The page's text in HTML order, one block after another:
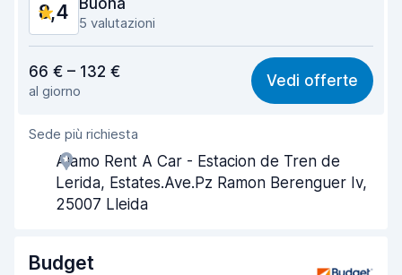
8,4 Buona
5 valutazioni
8,2
Facile da trovare 8,5
Gentilezza degli agenti
Rapidità del ritiro 8,0
Rapidità della riconsegna
Pulizia del veicolo
66 € – 132 €
al giorno
Vedi offerte
Sede più richiesta
Alamo Rent A Car - Estacion de Tren de
Lerida, Estates.Ave.Pz Ramon Berenguer Iv,
25007 Lleida
Budget